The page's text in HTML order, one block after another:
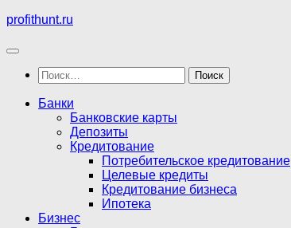
Перейти
содержимому
profithunt.ru
Найти:
Банки
Банковские карты
Депозиты
Кредитование
Потребительское кредитование
Целевые кредиты
Кредитование бизнеса
Ипотека
Бизнес